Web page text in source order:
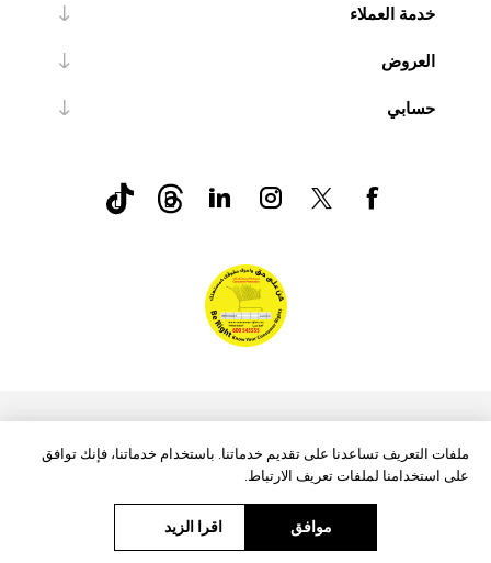
خدمة العملاء
العروض
حسابي
حقوق الطبع والنشر © 2026 Aftags. جميع الحقوق محفوظة.
ملفات التعريف تساعدنا على تقديم خدماتنا. باستخدام خدماتنا، فإنك توافق
على استخدامنا لملفات تعريف الارتباط.
موافق اقرا الزيد